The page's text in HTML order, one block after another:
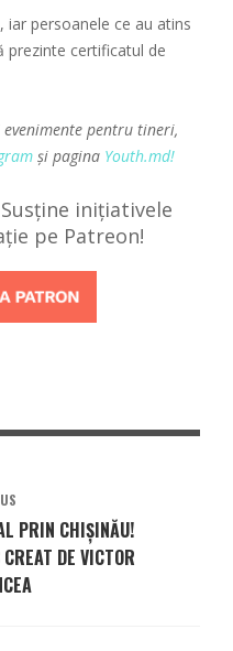
iar persoanele ce au atins
prezinte certificatul de
pentru tineri,
și pagina Youth.md!
inițiativele
pe Patreon!
PRIN CHIȘINĂU!
DE VICTOR